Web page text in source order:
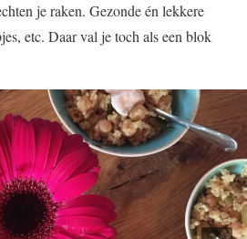
je raken. Gezonde én lekkere
etc. Daar val je toch als een blok